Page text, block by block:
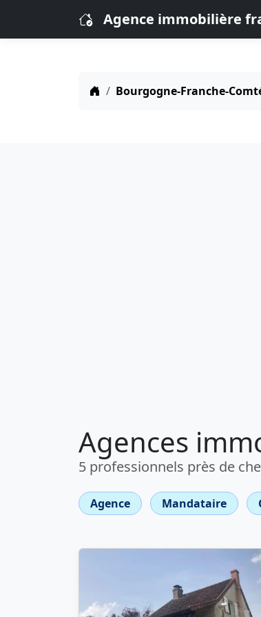
Agence immobilière
Bourgogne-Franche-
Agences
5 professionnels près de
Agence Mandataire